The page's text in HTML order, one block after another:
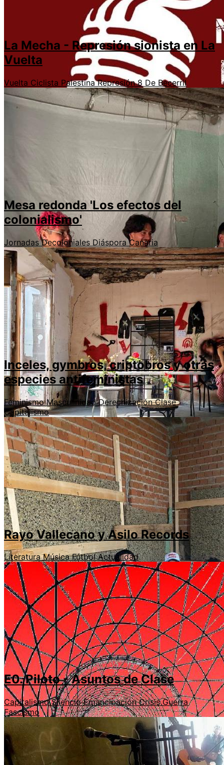
La Mecha - Represión sionista en La
Vuelta
Vuelta Ciclista PalestinaRepresión8 De Becerril
Mesa redonda 'Los efectos del
colonialismo'
Jornadas Decoloniales Diáspora Canaria
Inceles, gymbros, criptobros y otras
especies antifeministas
FeminismoMasculinidadDerechizaciónClase
Capitalismo
Rayo Vallecano y Asilo Records
LiteraturaMúsicaFútbolActualidad
E0. Piloto - Asuntos de Clase
CapitalismoSilencioEmancipaciónCrisisGuerra
Fascismo